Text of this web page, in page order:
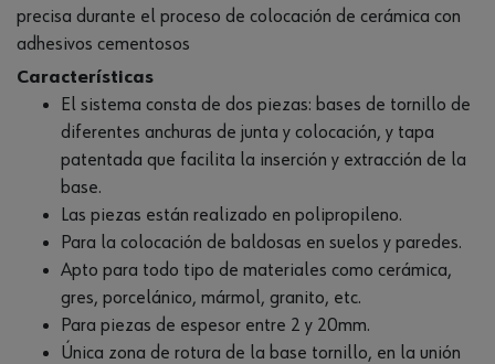
precisa durante el proceso de colocación de cerámica con
adhesivos cementosos
Características
El sistema consta de dos piezas: bases de tornillo de
diferentes anchuras de junta y colocación, y tapa
patentada que facilita la inserción y extracción de la
base.
Las piezas están realizado en polipropileno.
Para la colocación de baldosas en suelos y paredes.
Apto para todo tipo de materiales como cerámica,
gres, porcelánico, mármol, granito, etc.
Para piezas de espesor entre 2 y 20mm.
Única zona de rotura de la base tornillo, en la unión